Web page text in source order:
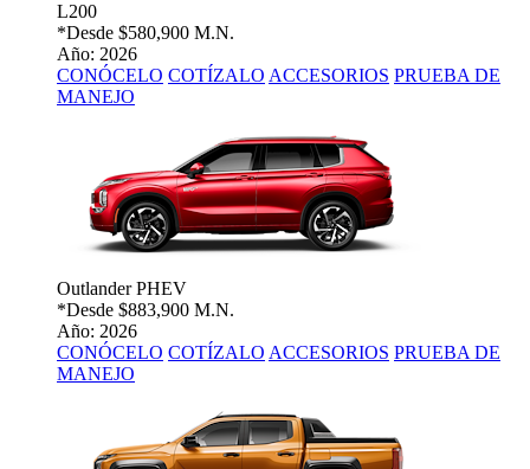
L200
*Desde $580,900 M.N.
Año: 2026
CONÓCELO COTÍZALO ACCESORIOS PRUEBA DE
MANEJO
Outlander PHEV
*Desde $883,900 M.N.
Año: 2026
CONÓCELO COTÍZALO ACCESORIOS PRUEBA DE
MANEJO